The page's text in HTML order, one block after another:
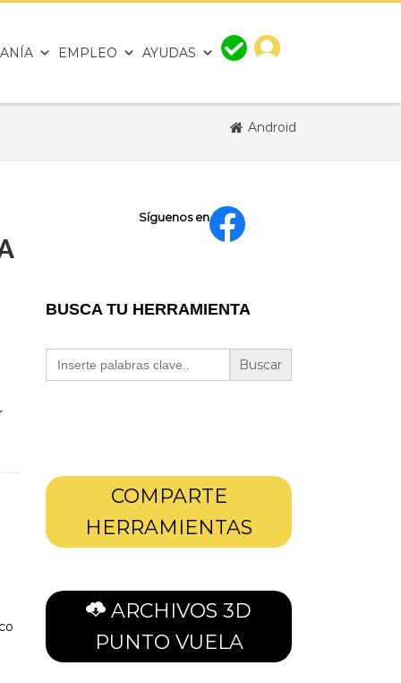
EMPLEO AYUDAS
Android
Síguenos en
BUSCA TU HERRAMIENTA
Buscar:
COMPARTE
HERRAMIENTAS
ARCHIVOS 3D
PUNTO VUELA